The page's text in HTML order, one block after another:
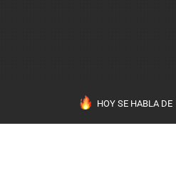
HOY SE HABLA DE